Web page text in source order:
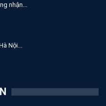
nhận...
Nội...